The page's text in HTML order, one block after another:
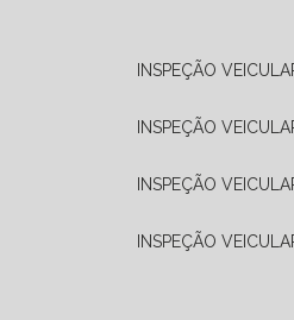
INSPEÇÃO
INSPEÇÃO
INSPEÇÃO
INSPEÇÃO